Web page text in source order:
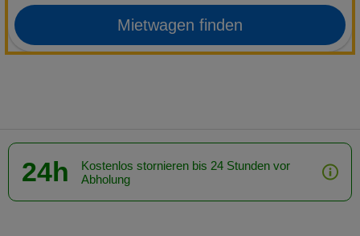
Mietwagen finden
24h
Kostenlos stornieren bis 24 Stunden vor
Abholung